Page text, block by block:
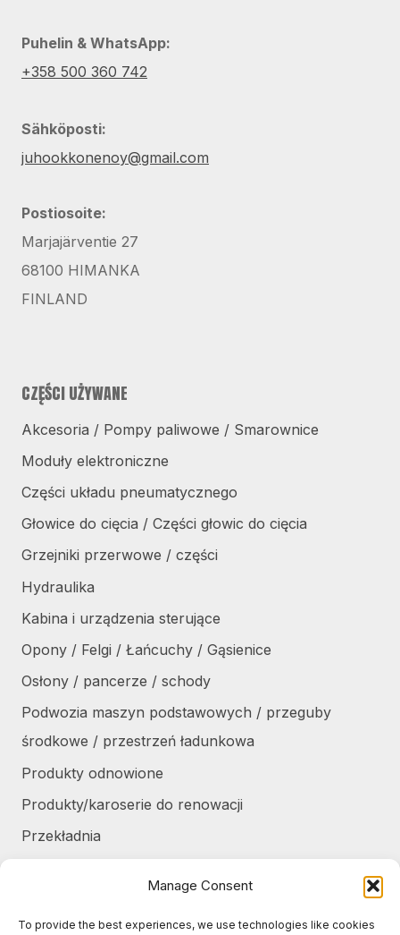
Manage Consent
To provide the best experiences, we use technologies like cookies
Puhelin & WhatsApp:
+358 500 360 742
Sähköposti:
juhookkonenoy@gmail.com
Postiosoite:
Marjajärventie 27
68100 HIMANKA
FINLAND
CZĘŚCI UŻYWANE
Akcesoria / Pompy paliwowe / Smarownice
Moduły elektroniczne
Części układu pneumatycznego
Głowice do cięcia / Części głowic do cięcia
Grzejniki przerwowe / części
Hydraulika
Kabina i urządzenia sterujące
Opony / Felgi / Łańcuchy / Gąsienice
Osłony / pancerze / schody
Podwozia maszyn podstawowych / przeguby
środkowe / przestrzeń ładunkowa
Produkty odnowione
Produkty/karoserie do renowacji
Przekładnia
Układ chłodzenia / Skraplacze